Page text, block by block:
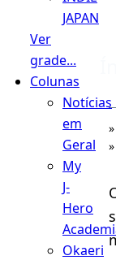
JAPAN
Ver
grade...
Colunas
Notícias
em
Geral
My
J-
Hero
Okaeri